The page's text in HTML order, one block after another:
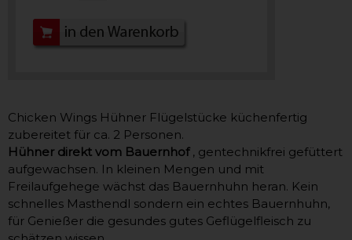
Chicken Wings Hühner Flügelstücke küchenfertig
zubereitet für ca. 2 Personen.
Hühner direkt vom Bauernhof, gentechnikfrei gefüttert
aufgewachsen. In kleinen Mengen und mit
Freilaufgehege wächst das Bauernhuhn heran. Kein
schnelles Masthendl sondern ein echtes Bauernhuhn,
für Genießer die gesundes gutes Geflügelfleisch zu